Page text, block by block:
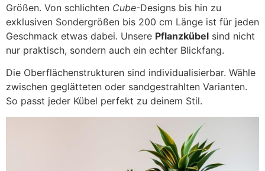
Größen. Von schlichten Cube-Designs bis hin zu
exklusiven Sondergrößen bis 200 cm Länge ist für jeden
Geschmack etwas dabei. Unsere Pflanzkübel sind nicht
nur praktisch, sondern auch ein echter Blickfang.
Die Oberflächenstrukturen sind individualisierbar. Wähle
zwischen geglätteten oder sandgestrahlten Varianten.
So passt jeder Kübel perfekt zu deinem Stil.